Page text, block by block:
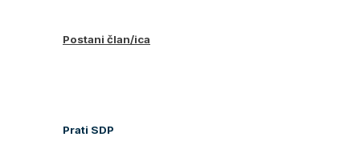
Postani član/ica
Prati SDP